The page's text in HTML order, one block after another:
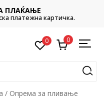
ПЛАЌАЊЕ
платежна картичка.
0 0
Опрема за пливање